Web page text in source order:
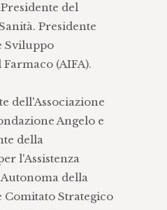
del
Presidente
Sviluppo
(AIFA).
dell'Associazione
Angelo e
della
l'Assistenza
della
Comitato Strategico